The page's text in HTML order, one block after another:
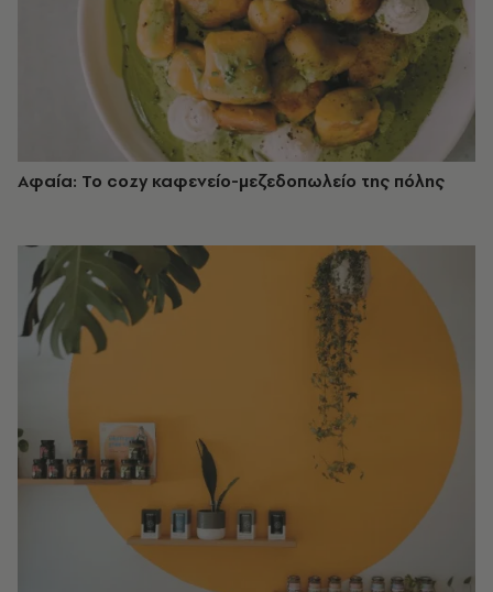
Αφαία: Το cozy καφενείο-μεζεδοπωλείο της πόλης